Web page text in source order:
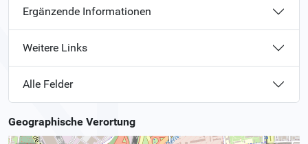
Ergänzende Informationen
Weitere Links
Alle Felder
Geographische Verortung